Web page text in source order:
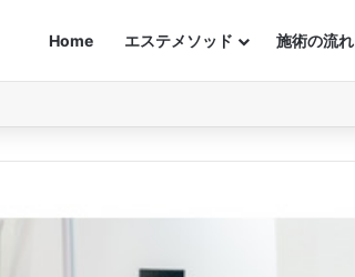
Home エステメソッド 施術の流れ